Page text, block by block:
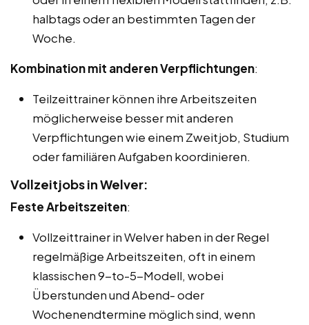
halbtags oder an bestimmten Tagen der
Woche.
Kombination mit anderen Verpflichtungen:
Teilzeittrainer können ihre Arbeitszeiten
möglicherweise besser mit anderen
Verpflichtungen wie einem Zweitjob, Studium
oder familiären Aufgaben koordinieren.
Vollzeitjobs in Welver:
Feste Arbeitszeiten:
Vollzeittrainer in Welver haben in der Regel
regelmäßige Arbeitszeiten, oft in einem
klassischen 9-to-5-Modell, wobei
Überstunden und Abend- oder
Wochenendtermine möglich sind, wenn